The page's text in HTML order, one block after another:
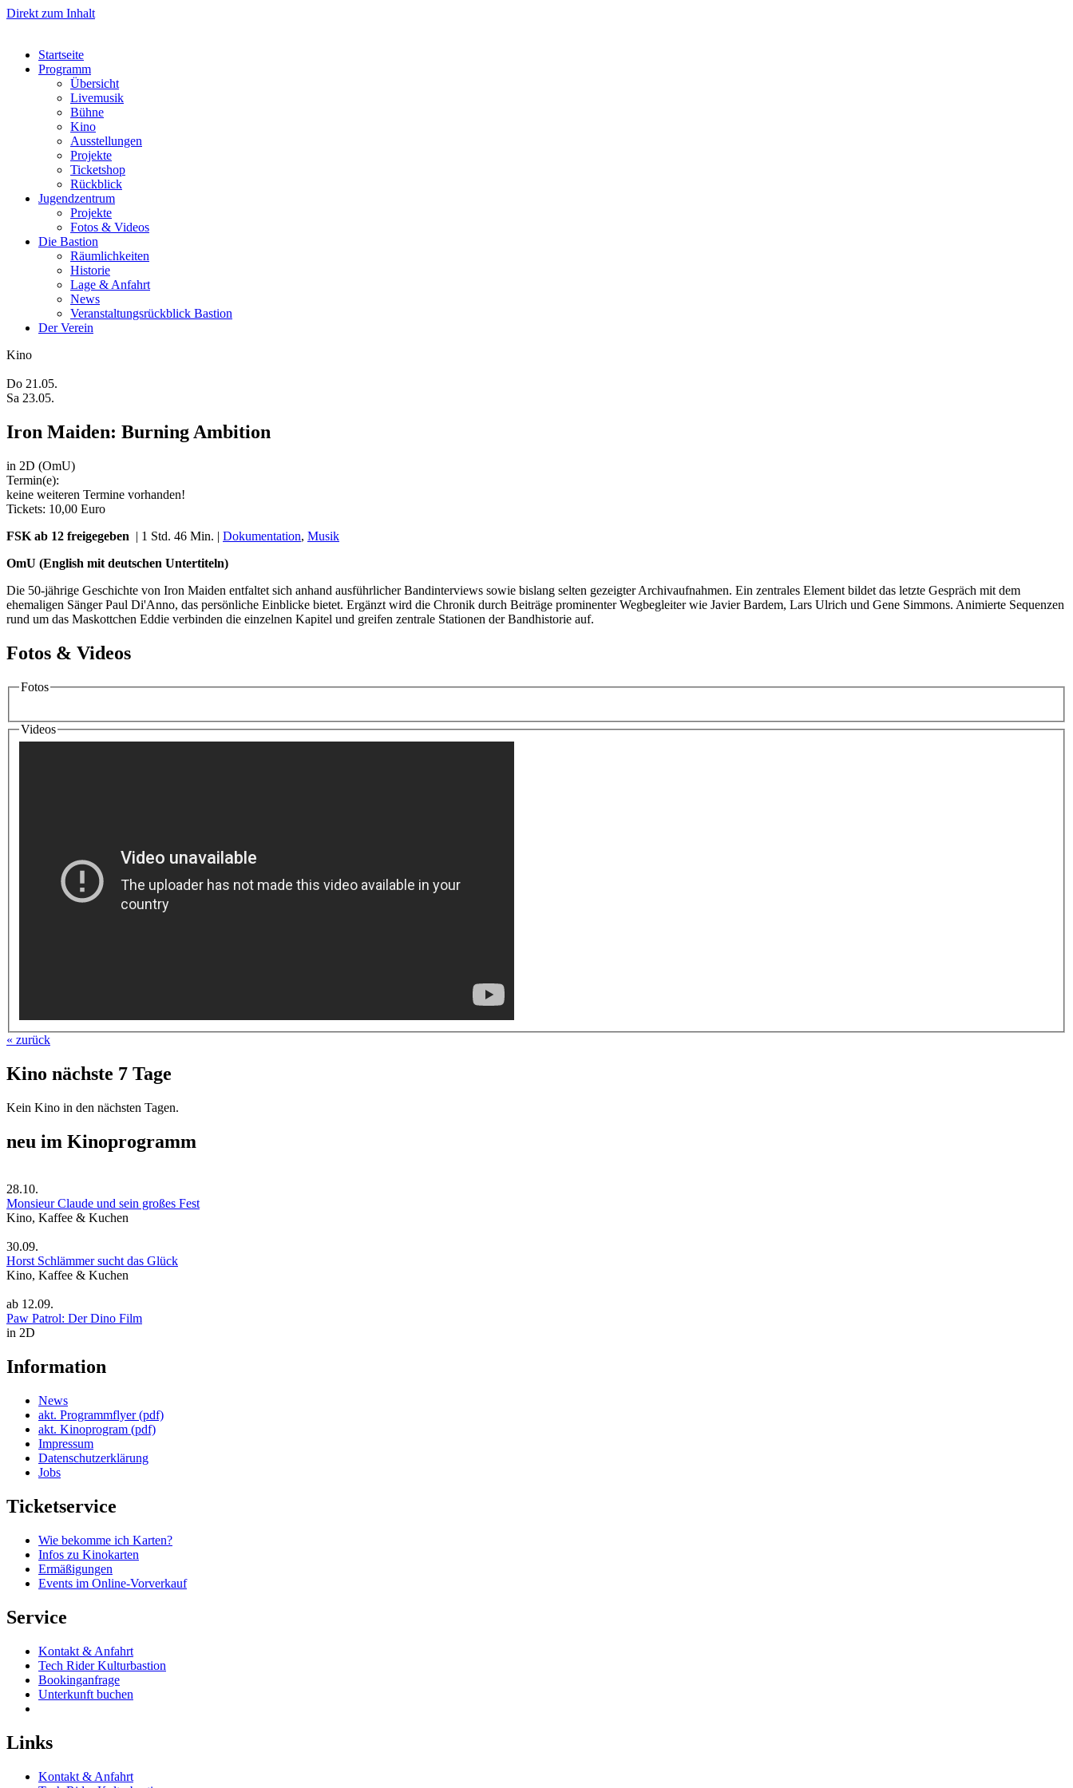
Direkt zum Inhalt
Startseite
Programm
Übersicht
Livemusik
Bühne
Kino
Ausstellungen
Projekte
Ticketshop
Rückblick
Jugendzentrum
Projekte
Fotos & Videos
Die Bastion
Räumlichkeiten
Historie
Lage & Anfahrt
News
Veranstaltungsrückblick Bastion
Der Verein
Kino
Do 21.05.
Sa 23.05.
Iron Maiden: Burning Ambition
in 2D (OmU)
Termin(e):
keine weiteren Termine vorhanden!
Tickets: 10,00 Euro
FSK ab 12 freigegeben | 1 Std. 46 Min. | Dokumentation, Musik
OmU (English mit deutschen Untertiteln)
Die 50-jährige Geschichte von Iron Maiden entfaltet sich anhand ausführlicher Bandinterviews sowie bislang selten gezeigter Archivaufnahmen. Ein zentrales Element bildet das letzte Gespräch mit dem
ehemaligen Sänger Paul Di'Anno, das persönliche Einblicke bietet. Ergänzt wird die Chronik durch Beiträge prominenter Wegbegleiter wie Javier Bardem, Lars Ulrich und Gene Simmons. Animierte Sequenzen
rund um das Maskottchen Eddie verbinden die einzelnen Kapitel und greifen zentrale Stationen der Bandhistorie auf.
Fotos & Videos
Fotos
Videos
« zurück
Kino nächste 7 Tage
Kein Kino in den nächsten Tagen.
neu im Kinoprogramm
28.10.
Monsieur Claude und sein großes Fest
Kino, Kaffee & Kuchen
30.09.
Horst Schlämmer sucht das Glück
Kino, Kaffee & Kuchen
ab 12.09.
Paw Patrol: Der Dino Film
in 2D
Information
News
akt. Programmflyer (pdf)
akt. Kinoprogram (pdf)
Impressum
Datenschutzerklärung
Jobs
Ticketservice
Wie bekomme ich Karten?
Infos zu Kinokarten
Ermäßigungen
Events im Online-Vorverkauf
Service
Kontakt & Anfahrt
Tech Rider Kulturbastion
Bookinganfrage
Unterkunft buchen
Links
Kontakt & Anfahrt